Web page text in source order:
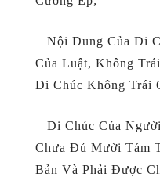
Nội Dung Của Di
Của Luật, Không
Di Chúc Không Trái
Di Chúc Của
Chưa Đủ Mười Tám
Bản Và Phải Được